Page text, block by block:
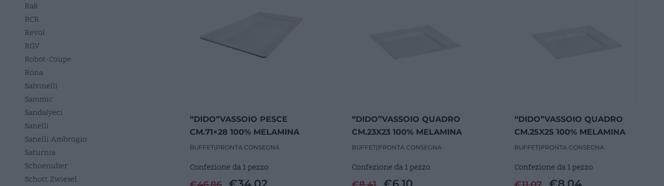
“DIDO”VASSOIO PESCE
CM.71×28 100% MELAMINA
BUFFET| PRONTA CONSEGNA
Confezione da 1 pezzo
“DIDO”VASSOIO QUADRO
CM.23X23 100% MELAMINA
BUFFET| PRONTA CONSEGNA
Confezione da 1 pezzo
“DIDO”VASSOIO QUADRO
CM.25X25 100% MELAMINA
BUFFET| PRONTA CONSEGNA
Confezione da 1 pezzo
Rak
RCR
Revol
RGV
Robot-Coupe
Rona
Salvinelli
Sammic
Sandalyeci
Sanelli
Sanelli Ambrogio
Saturnia
Schoenuber
Schott Zwiesel